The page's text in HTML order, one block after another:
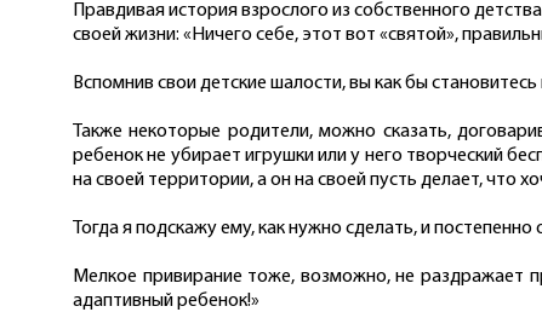
Правдивая история взрослого из собственного
своей жизни: «Ничего себе, этот вот «святой»,
Вспомнив свои детские шалости, вы как бы
Также некоторые родители, можно сказать,
ребенок не убирает игрушки или у него творческий
на своей территории, а он на своей пусть делает, что
Тогда я подскажу ему, как нужно сделать, и
Мелкое привирание тоже, возможно, не раздражает
адаптивный ребенок!»